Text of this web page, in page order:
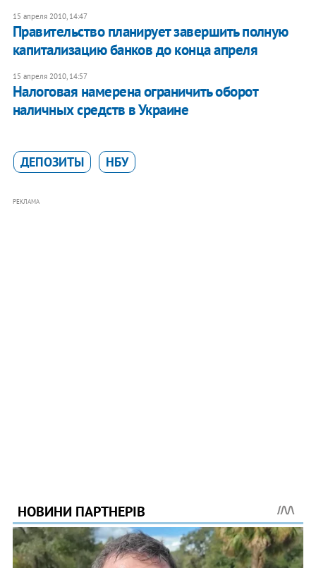
15 апреля 2010, 14:47
Правительство планирует завершить полную
капитализацию банков до конца апреля
15 апреля 2010, 14:57
Налоговая намерена ограничить оборот
наличных средств в Украине
ДЕПОЗИТЫ НБУ
РЕКЛАМА